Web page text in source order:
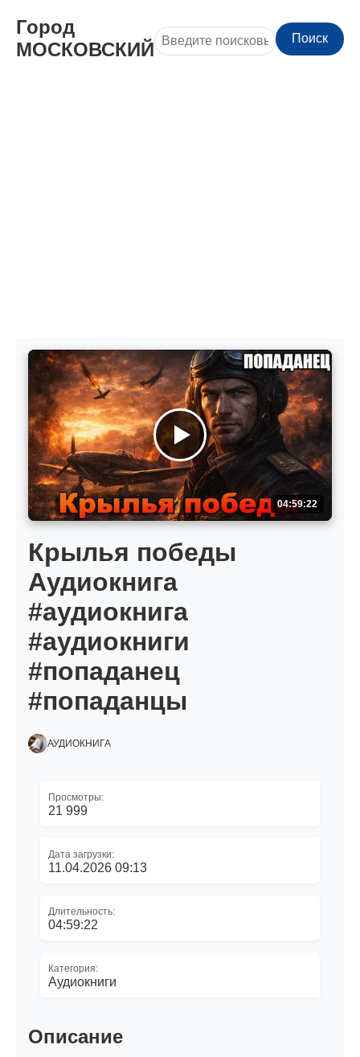
Город
МОСКОВСКИЙ
Поиск
04:59:22
Крылья победы
Аудиокнига
#аудиокнига
#аудиокниги
#попаданец
#попаданцы
АУДИОКНИГА
Просмотры:
21 999
Дата загрузки:
11.04.2026 09:13
Длительность:
04:59:22
Категория:
Аудиокниги
Описание